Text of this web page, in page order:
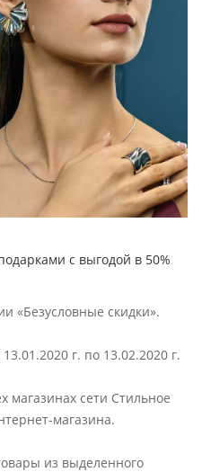
с выгодой в 50%
«Безусловные скидки».
г. по 13.02.2020 г.
магазинах сети Стильное
магазина.
из выделенного